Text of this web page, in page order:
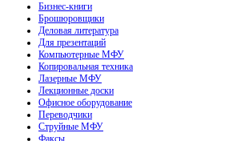
Бизнес-книги
Брошюровщики
Деловая литература
Для презентаций
Компьютерные МФУ
Копировальная техника
Лазерные МФУ
Лекционные доски
Офисное оборудование
Переводчики
Струйные МФУ